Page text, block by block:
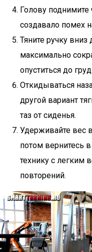
Голову поднимите
создавало помех
Тяните ручку вниз
максимально
опуститься до
Откидываться
другой вариант
таз от сиденья.
Удерживайте вес
потом вернитесь
технику с легким
повторений.